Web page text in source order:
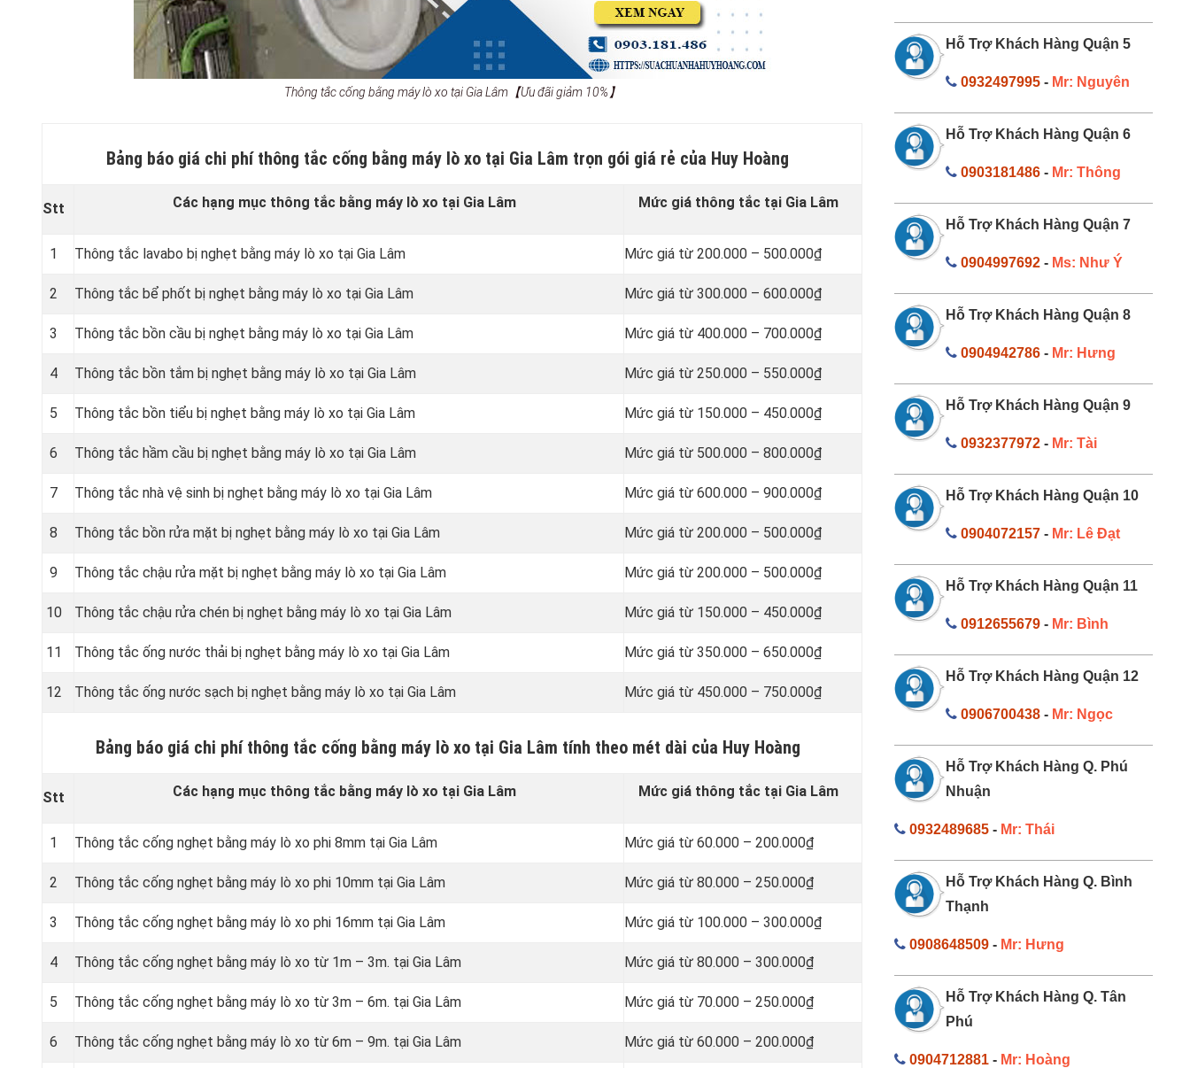
Thông tắc cống bằng máy lò xo tại Gia Lâm【Ưu đãi giảm 10%】
Bảng báo giá chi phí thông tắc cống bằng máy lò xo tại Gia Lâm trọn gói giá rẻ của Huy Hoàng
Stt Các hạng mục thông tắc bằng máy lò xo tại Gia Lâm Mức giá thông tắc tại Gia Lâm
1 Thông tắc lavabo bị nghẹt bằng máy lò xo tại Gia Lâm Mức giá từ 200.000 – 500.000₫
2 Thông tắc bể phốt bị nghẹt bằng máy lò xo tại Gia Lâm Mức giá từ 300.000 – 600.000₫
3 Thông tắc bồn cầu bị nghẹt bằng máy lò xo tại Gia Lâm Mức giá từ 400.000 – 700.000₫
4 Thông tắc bồn tắm bị nghẹt bằng máy lò xo tại Gia Lâm Mức giá từ 250.000 – 550.000₫
5 Thông tắc bồn tiểu bị nghẹt bằng máy lò xo tại Gia Lâm Mức giá từ 150.000 – 450.000₫
6 Thông tắc hầm cầu bị nghẹt bằng máy lò xo tại Gia Lâm Mức giá từ 500.000 – 800.000₫
7 Thông tắc nhà vệ sinh bị nghẹt bằng máy lò xo tại Gia Lâm Mức giá từ 600.000 – 900.000₫
8 Thông tắc bồn rửa mặt bị nghẹt bằng máy lò xo tại Gia Lâm Mức giá từ 200.000 – 500.000₫
9 Thông tắc chậu rửa mặt bị nghẹt bằng máy lò xo tại Gia Lâm Mức giá từ 200.000 – 500.000₫
10 Thông tắc chậu rửa chén bị nghẹt bằng máy lò xo tại Gia Lâm Mức giá từ 150.000 – 450.000₫
11 Thông tắc ống nước thải bị nghẹt bằng máy lò xo tại Gia Lâm Mức giá từ 350.000 – 650.000₫
12 Thông tắc ống nước sạch bị nghẹt bằng máy lò xo tại Gia Lâm Mức giá từ 450.000 – 750.000₫
Bảng báo giá chi phí thông tắc cống bằng máy lò xo tại Gia Lâm tính theo mét dài của Huy Hoàng
Stt Các hạng mục thông tắc bằng máy lò xo tại Gia Lâm Mức giá thông tắc tại Gia Lâm
1 Thông tắc cống nghẹt bằng máy lò xo phi 8mm tại Gia Lâm Mức giá từ 60.000 – 200.000₫
2 Thông tắc cống nghẹt bằng máy lò xo phi 10mm tại Gia Lâm Mức giá từ 80.000 – 250.000₫
3 Thông tắc cống nghẹt bằng máy lò xo phi 16mm tại Gia Lâm Mức giá từ 100.000 – 300.000₫
4 Thông tắc cống nghẹt bằng máy lò xo từ 1m – 3m. tại Gia Lâm Mức giá từ 80.000 – 300.000₫
5 Thông tắc cống nghẹt bằng máy lò xo từ 3m – 6m. tại Gia Lâm Mức giá từ 70.000 – 250.000₫
6 Thông tắc cống nghẹt bằng máy lò xo từ 6m – 9m. tại Gia Lâm Mức giá từ 60.000 – 200.000₫
Hỗ Trợ Khách Hàng Quận 5
0932497995 - Mr: Nguyên
Hỗ Trợ Khách Hàng Quận 6
0903181486 - Mr: Thông
Hỗ Trợ Khách Hàng Quận 7
0904997692 - Ms: Như Ý
Hỗ Trợ Khách Hàng Quận 8
0904942786 - Mr: Hưng
Hỗ Trợ Khách Hàng Quận 9
0932377972 - Mr: Tài
Hỗ Trợ Khách Hàng Quận 10
0904072157 - Mr: Lê Đạt
Hỗ Trợ Khách Hàng Quận 11
0912655679 - Mr: Bình
Hỗ Trợ Khách Hàng Quận 12
0906700438 - Mr: Ngọc
Hỗ Trợ Khách Hàng Q. Phú
Nhuận
0932489685- Mr: Thái
Hỗ Trợ Khách Hàng Q. Bình
Thạnh
0908648509- Mr: Hưng
Hỗ Trợ Khách Hàng Q. Tân
Phú
0904712881- Mr: Hoàng